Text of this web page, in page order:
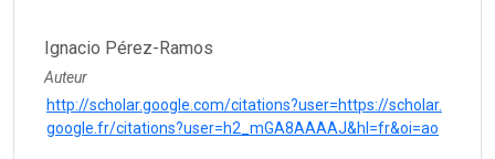
Ignacio Pérez-Ramos
Auteur
http://scholar.google.com/citations?user=https://scholar.
google.fr/citations?user=h2_mGA8AAAAJ&hl=fr&oi=ao